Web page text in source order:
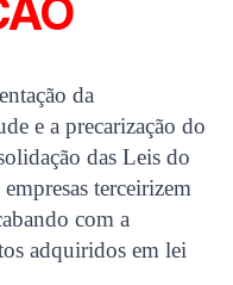
da
e a precarização do
das Leis do
terceirizem
com a
adquiridos em lei